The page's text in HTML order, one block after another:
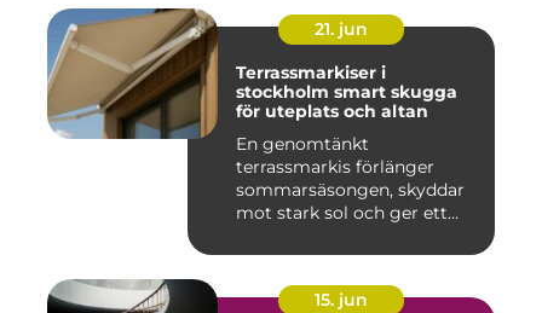
21. jun
Terrassmarkiser i
stockholm smart skugga
för uteplats och altan
En genomtänkt
terrassmarkis förlänger
sommarsäsongen, skyddar
mot stark sol och ger ett
15. jun